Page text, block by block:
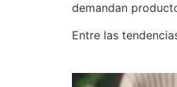
demandan
Entre las